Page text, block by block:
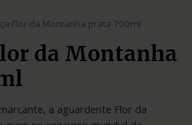
Flor da Montanha prata 700ml
da Montanha
a aguardente Flor da